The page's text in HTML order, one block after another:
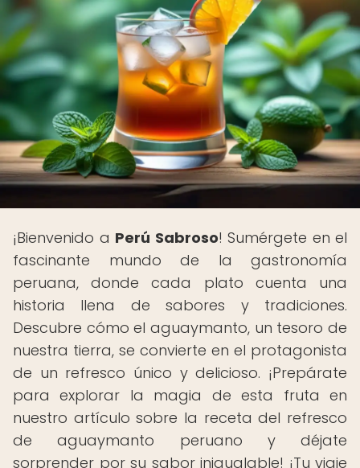
¡Bienvenido a Perú Sabroso! Sumérgete en el
fascinante mundo de la gastronomía
peruana, donde cada plato cuenta una
historia llena de sabores y tradiciones.
Descubre cómo el aguaymanto, un tesoro de
nuestra tierra, se convierte en el protagonista
de un refresco único y delicioso. ¡Prepárate
para explorar la magia de esta fruta en
nuestro artículo sobre la receta del refresco
de aguaymanto peruano y déjate
sorprender por su sabor inigualable! ¡Tu viaje